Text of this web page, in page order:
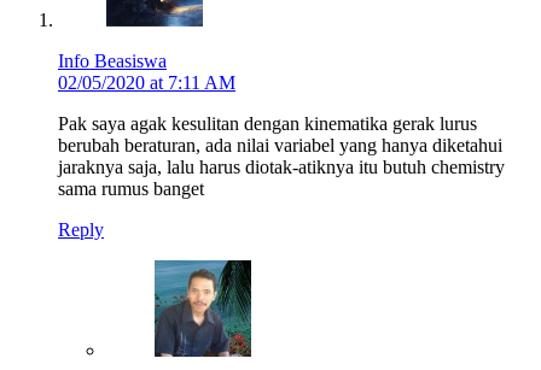
Info Beasiswa
02/05/2020 at 7:11 AM
Pak saya agak kesulitan dengan kinematika gerak lurus
berubah beraturan, ada nilai variabel yang hanya diketahui
jaraknya saja, lalu harus diotak-atiknya itu butuh chemistry
sama rumus banget
Reply